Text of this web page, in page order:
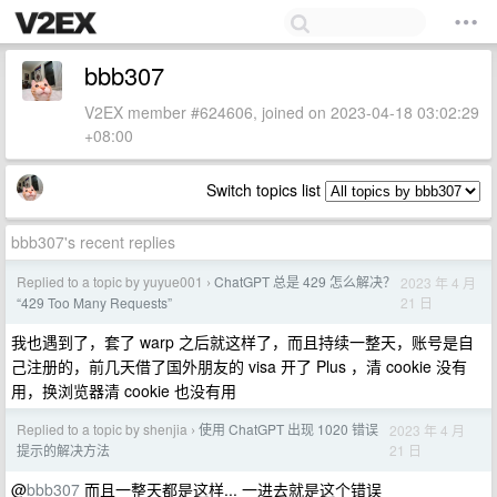
bbb307
V2EX member #624606, joined on 2023-04-18 03:02:29
+08:00
Switch topics list
bbb307's recent replies
Replied to a topic by yuyue001 › ChatGPT 总是 429 怎么解决？
“429 Too Many Requests”
2023 年 4 月
21 日
我也遇到了，套了 warp 之后就这样了，而且持续一整天，账号是自
己注册的，前几天借了国外朋友的 visa 开了 Plus ，清 cookie 没有
用，换浏览器清 cookie 也没有用
Replied to a topic by shenjia › 使用 ChatGPT 出现 1020 错误
提示的解决方法
2023 年 4 月
21 日
@bbb307 而且一整天都是这样... 一进去就是这个错误